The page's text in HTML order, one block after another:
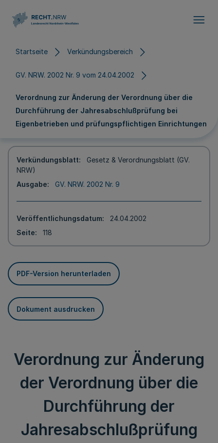
Startseite Verkündungsbereich
GV. NRW. 2002 Nr. 9 vom 24.04.2002
Verordnung zur Änderung der Verordnung über die
Durchführung der Jahresabschlußprüfung bei
Eigenbetrieben und prüfungspflichtigen Einrichtungen
Verkündungsblatt
Gesetz & Verordnungsblatt (GV.
NRW)
Ausgabe
GV. NRW. 2002 Nr. 9
Veröffentlichungsdatum
24.04.2002
Seite
118
PDF-Version herunterladen
Dokument ausdrucken
Verordnung zur Änderung
der Verordnung über die
Durchführung der
Jahresabschlußprüfung